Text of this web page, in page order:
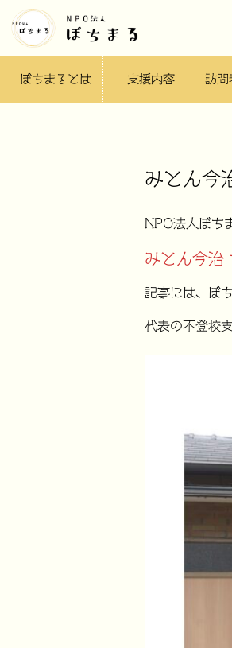
ぼちまるとは 支援内容 訪問
みとん今
NPO法人ぼち
みとん今治
記事には、ぼ
代表の不登校